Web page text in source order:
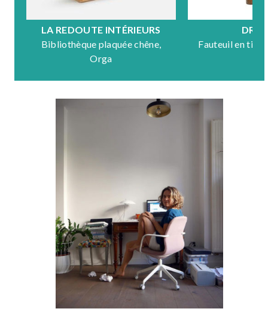
LA REDOUTE INTÉRIEURS
Bibliothèque plaquée chêne,
Orga
Fauteuil en